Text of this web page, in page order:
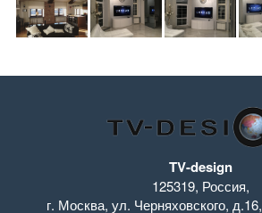
TV-design
125319, Россия,
г. Москва, ул. Черняховского, д.16,